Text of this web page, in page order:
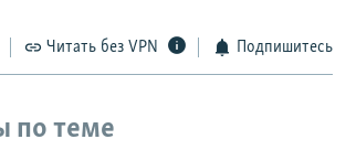
Читать без VPN Подпишитесь
по теме